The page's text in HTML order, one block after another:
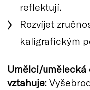
reflektují.
Rozvíjet
kaligrafickým
Umělci/umělecká
vztahuje: